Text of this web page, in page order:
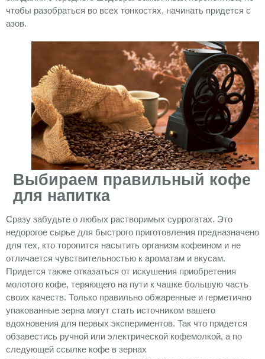
чтобы разобраться во всех тонкостях, начинать придется с
азов.
Выбираем правильный кофе
для напитка
Сразу забудьте о любых растворимых суррогатах. Это
недорогое сырье для быстрого приготовления предназначено
для тех, кто торопится насытить организм кофеином и не
отличается чувствительностью к ароматам и вкусам.
Придется также отказаться от искушения приобретения
молотого кофе, теряющего на пути к чашке большую часть
своих качеств. Только правильно обжаренные и герметично
упакованные зерна могут стать источником вашего
вдохновения для первых экспериментов. Так что придется
обзавестись ручной или электрической кофемолкой, а по
следующей ссылке кофе в зернах